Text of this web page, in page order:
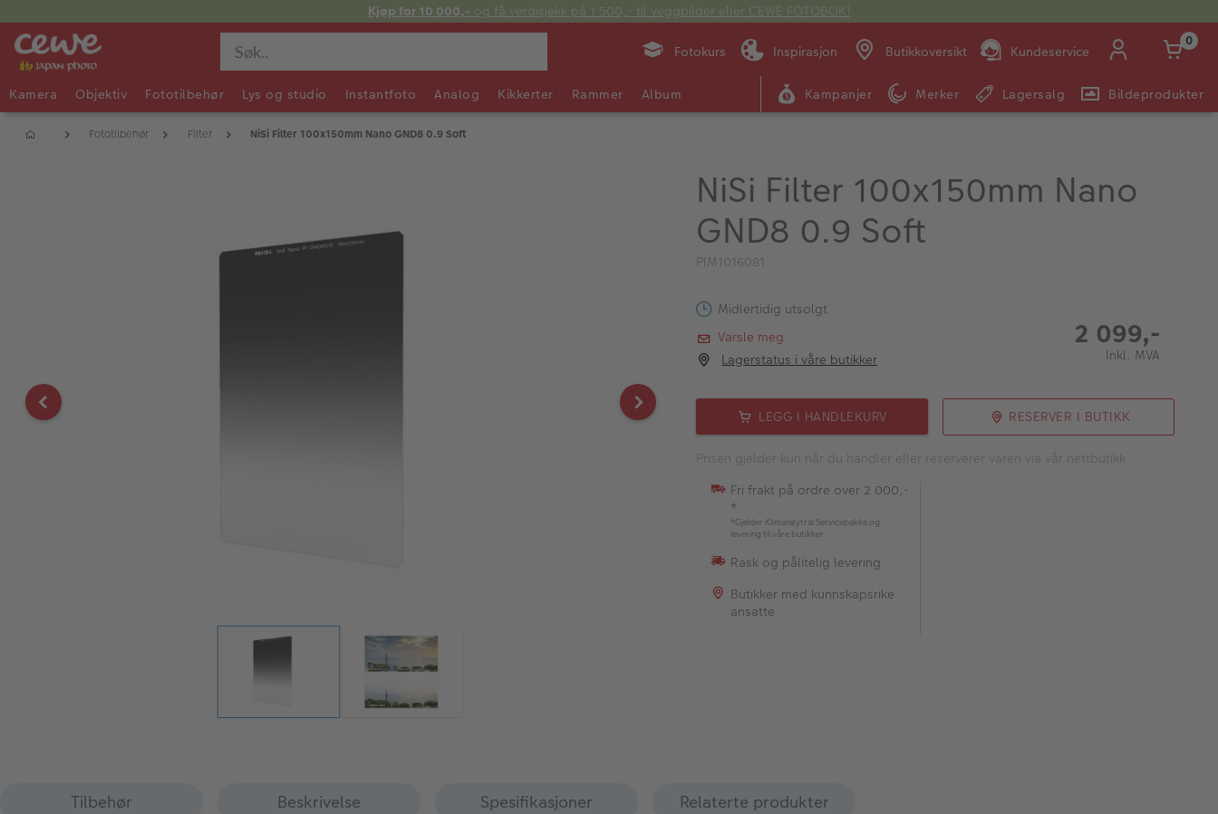
Kjøp for 10 000,- og få verdisjekk på 1 500,- til veggbilder eller CEWE FOTOBOK!
Fotokurs Inspirasjon Butikkoversikt Kundeservice
Man -
09:00 -
14:00 -
0
Kamera Objektiv Fototilbehør Lys og studio Instantfoto Analog Kikkerter Rammer Album Kampanjer Merker Lagersalg Bildeprodukter
Fototilbehør Filter NiSi Filter 100x150mm Nano GND8 0.9 Soft
NiSi Filter 100x150mm Nano
GND8 0.9 Soft
PIM1016081
Midlertidig utsolgt
Varsle meg
Lagerstatus i våre butikker
2 099,-
Inkl. MVA
LEGG I HANDLEKURV RESERVER I BUTIKK
Prisen gjelder kun når du handler eller reserverer varen via vår nettbutikk.
Fri frakt på ordre over 2 000,-
*
*Gjelder Klimanøytral Servicepakke og
levering til våre butikker
Rask og pålitelig levering
Butikker med kunnskapsrike
ansatte
Tilbehør Beskrivelse Spesifikasjoner Relaterte produkter